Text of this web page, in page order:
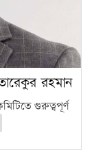
রহমান
গুরুত্বপূর্ণ